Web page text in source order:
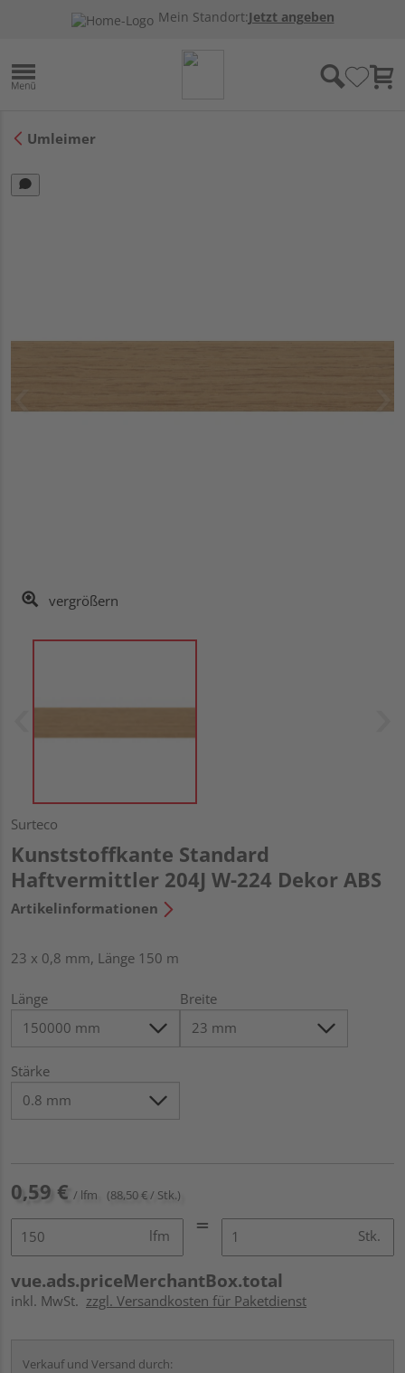
Mein Standort:Jetzt angeben
Umleimer
vergrößern
Surteco
Kunststoffkante Standard
Haftvermittler 204J W-224 Dekor ABS
Artikelinformationen
23 x 0,8 mm, Länge 150 m
Länge Breite
Stärke
0,59 € / lfm (88,50 € / Stk.)
lfm Stk.
vue.ads.priceMerchantBox.total
inkl. MwSt. zzgl. Versandkosten für Paketdienst
Verkauf und Versand durch: